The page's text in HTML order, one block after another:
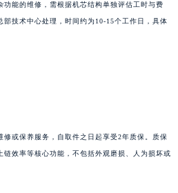
能的维修，需根据机芯结构单独评估工时与费
部技术中心处理，时间约为10-15个工作日，具体
或保养服务，自取件之日起享受2年质保。质保
效率等核心功能，不包括外观磨损、人为损坏或